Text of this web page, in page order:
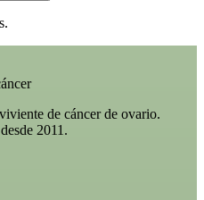
de cáncer de ovario.
2011.